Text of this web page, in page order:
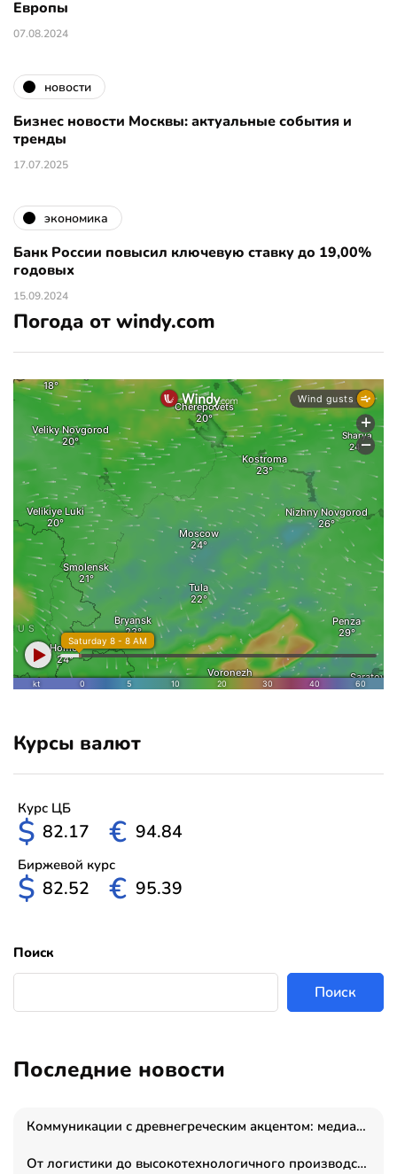
Европы
07.08.2024
новости
Бизнес новости Москвы: актуальные события и
тренды
17.07.2025
экономика
Банк России повысил ключевую ставку до 19,00%
годовых
15.09.2024
Погода от windy.com
Курсы валют
Курс ЦБ
$ 82.17 € 94.84
Биржевой курс
$ 82.52 € 95.39
Поиск
Поиск
Последние новости
Коммуникации с древнегреческим акцентом: медиаменеджер и журналист Владимир Дергачев запустил коммуникационное агентство «Сократ 2.0»
От логистики до высокотехнологичного производства: как основатель “гагаринга” выстраивает экосистему безопасности и гражданских БПЛА